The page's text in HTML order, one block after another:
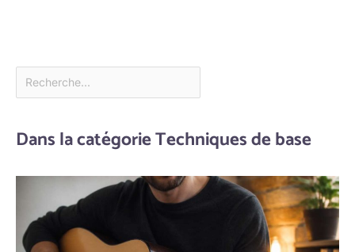
Dans la catégorie Techniques de base